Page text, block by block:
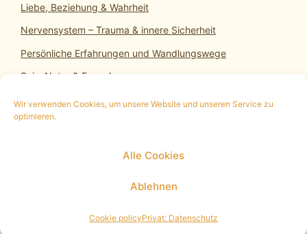
Wir verwenden Cookies, um unsere Website und unseren Service zu
optimieren.
Alle Cookies
Ablehnen
Cookie policyPrivat: Datenschutz
Liebe, Beziehung & Wahrheit
Nervensystem – Trauma & innere Sicherheit
Persönliche Erfahrungen und Wandlungswege
SeinsNatur & Erwachen
Impressum|Datenschutz
© 2026 Heilsein-Einssein• Erstellt mitGeneratePress